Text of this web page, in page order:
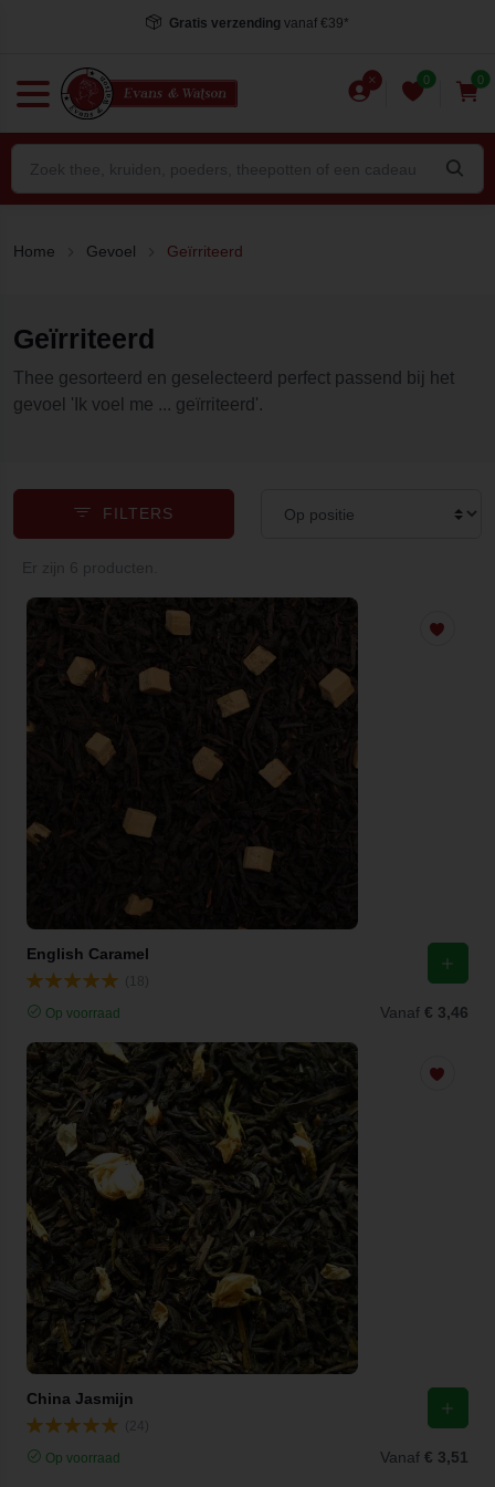
Gratis verzending vanaf €39*
0 0
Home Gevoel Geïrriteerd
Geïrriteerd
Thee gesorteerd en geselecteerd perfect passend bij het
gevoel 'Ik voel me ... geïrriteerd'.
FILTERS
English Caramel
Op voorraad Vanaf € 3,46
China Jasmijn
Op voorraad Vanaf € 3,51